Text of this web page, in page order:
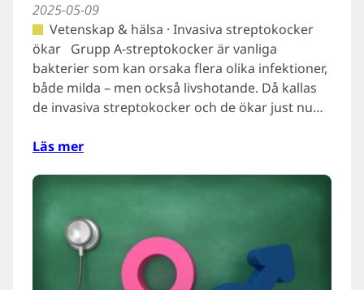
2025-05-09
Vetenskap & hälsa · Invasiva streptokocker
ökar Grupp A-streptokocker är vanliga
bakterier som kan orsaka flera olika infektioner,
både milda – men också livshotande. Då kallas
de invasiva streptokocker och de ökar just nu…
Läs mer